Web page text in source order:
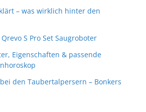
– was wirklich hinter den
S Pro Set Saugroboter
Eigenschaften & passende
den Taubertalpersern – Bonkers